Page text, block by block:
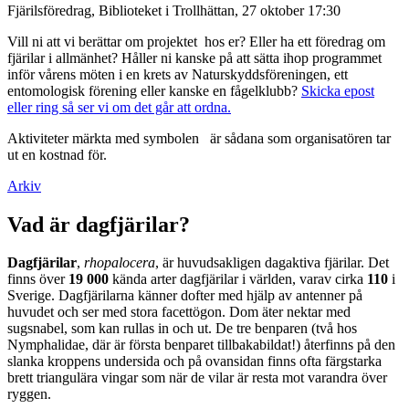
Fjärilsföredrag, Biblioteket i Trollhättan, 27 oktober 17:30
Vill ni att vi berättar om projektet hos er? Eller ha ett föredrag om
fjärilar i allmänhet? Håller ni kanske på att sätta ihop programmet
inför vårens möten i en krets av Naturskyddsföreningen, ett
entomologisk förening eller kanske en fågelklubb? Skicka epost
eller ring så ser vi om det går att ordna.
Aktiviteter märkta med symbolen
är sådana som organisatören tar
ut en kostnad för.
Arkiv
Vad är dagfjärilar?
Dagfjärilar, rhopalocera, är huvudsakligen dagaktiva fjärilar. Det
finns över 19 000 kända arter dagfjärilar i världen, varav cirka 110 i
Sverige. Dagfjärilarna känner dofter med hjälp av antenner på
huvudet och ser med stora facettögon. Dom äter nektar med
sugsnabel, som kan rullas in och ut. De tre benparen (två hos
Nymphalidae, där är första benparet tillbakabildat!) återfinns på den
slanka kroppens undersida och på ovansidan finns ofta färgstarka
brett triangulära vingar som när de vilar är resta mot varandra över
ryggen.